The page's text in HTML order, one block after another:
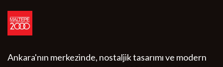
Ankara'nın merkezinde, nostaljik tasarımı ve modern